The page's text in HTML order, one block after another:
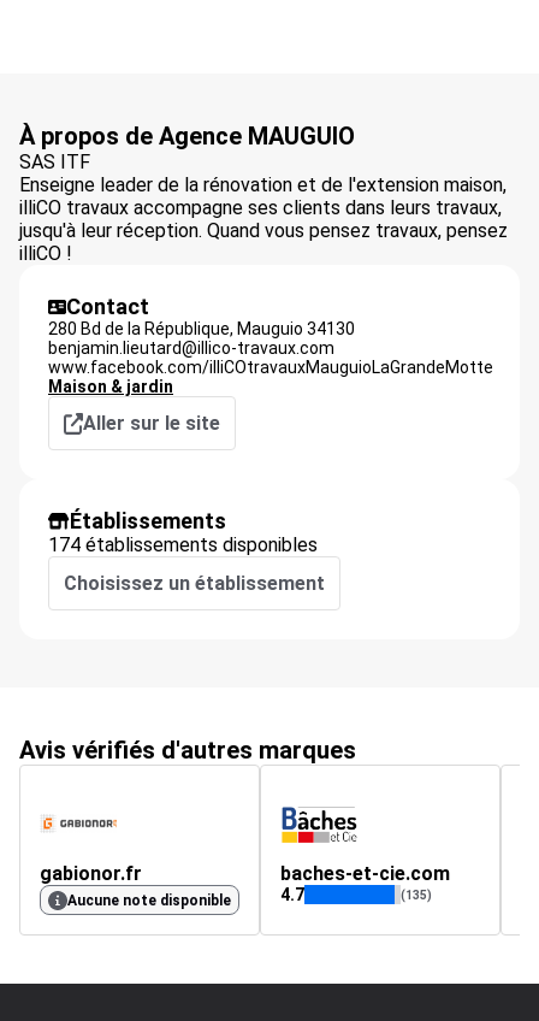
À propos de Agence MAUGUIO
SAS ITF
Enseigne leader de la rénovation et de l'extension maison,
illiCO travaux accompagne ses clients dans leurs travaux,
jusqu'à leur réception. Quand vous pensez travaux, pensez
illiCO !
Contact
280 Bd de la République, Mauguio 34130
benjamin.lieutard@illico-travaux.com
www.facebook.com/illiCOtravauxMauguioLaGrandeMotte
Maison & jardin
Aller sur le site
Établissements
174 établissements disponibles
Choisissez un établissement
Avis vérifiés d'autres marques
gabionor.fr
Aucune note disponible
baches-et-cie.com
4.7 (135)